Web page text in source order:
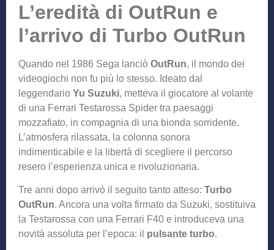
L’eredità di OutRun e
l’arrivo di Turbo OutRun
Quando nel 1986 Sega lanciò OutRun, il mondo dei
videogiochi non fu più lo stesso. Ideato dal
leggendario Yu Suzuki, metteva il giocatore al volante
di una Ferrari Testarossa Spider tra paesaggi
mozzafiato, in compagnia di una bionda sorridente.
L’atmosfera rilassata, la colonna sonora
indimenticabile e la libertà di scegliere il percorso
resero l’esperienza unica e rivoluzionaria.
Tre anni dopo arrivò il seguito tanto atteso: Turbo
OutRun. Ancora una volta firmato da Suzuki, sostituiva
la Testarossa con una Ferrari F40 e introduceva una
novità assoluta per l’epoca: il pulsante turbo.